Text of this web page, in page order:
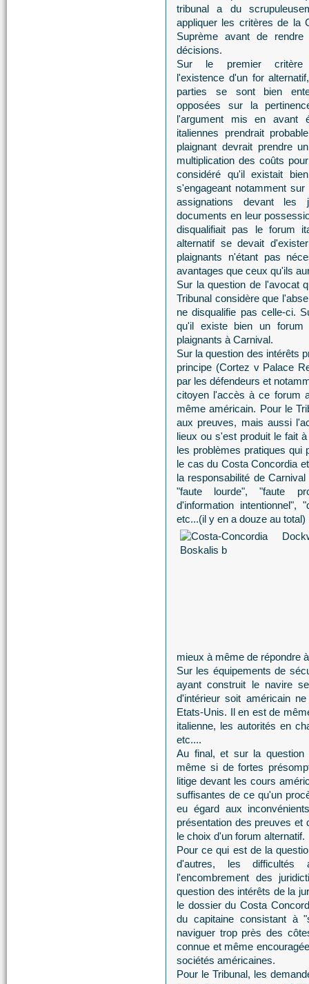
tribunal a du
appliquer les critères de la
Suprème avant de rendre
décisions.
Sur le premier
l'existence d'un for
parties se sont bien
opposées sur la
l'argument mis en avant
italiennes prendrait
plaignant devrait prendre
multiplication des coûts
considéré qu'il existait
s'engageant notamment
assignations devant les
documents en leur
disqualifiait pas le forum
alternatif se devait
plaignants n'étant pas
avantages que ceux qu'ils
Sur la question de l'avocat
Tribunal considère que
ne disqualifie pas celle-ci.
qu'il existe bien un forum
plaignants à Carnival.
Sur la question des intérêts
principe (Cortez v Palace
par les défendeurs et
citoyen l'accès à ce forum
même américain. Pour le
aux preuves, mais aussi
lieux ou s'est produit le fait
les problèmes pratiques qui
le cas du Costa Concordia
la responsabilité de
"faute lourde", "faute
d'information intentionnel",
etc...(il y en a douze au total)
mieux à même de répondre
Sur les équipements de
ayant construit le navire
d'intérieur soit américain
Etats-Unis. Il en est de
italienne, les autorités en
etc....
Au final, et sur la question
même si de fortes
litige devant les cours
suffisantes de ce qu'un
eu égard aux
présentation des preuves et
le choix d'un forum alternatif.
Pour ce qui est de la
d'autres, les difficultés
l'encombrement des
question des intérêts de la
le dossier du Costa
du capitaine consistant à
naviguer trop près des
connue et même
sociétés américaines.
Pour le Tribunal, les